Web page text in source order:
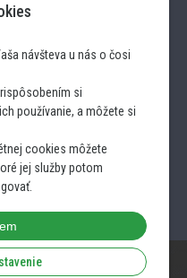
návšteva u nás o čosi
si
používanie, a môžete si
cookies môžete
jej služby potom